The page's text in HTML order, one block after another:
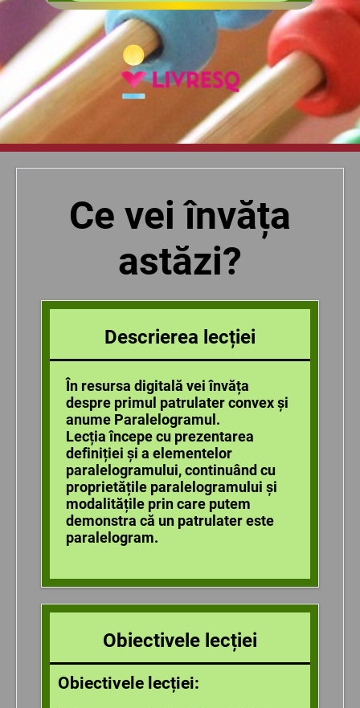
Ce vei învăța
astăzi?
Descrierea lecției
În resursa digitală vei învăța
despre primul patrulater convex și
anume Paralelogramul.
Lecția începe cu prezentarea
definiției și a elementelor
paralelogramului, continuând cu
proprietățile paralelogramului și
modalitățile prin care putem
demonstra că un patrulater este
paralelogram.
Obiectivele lecției
Obiectivele lecției: